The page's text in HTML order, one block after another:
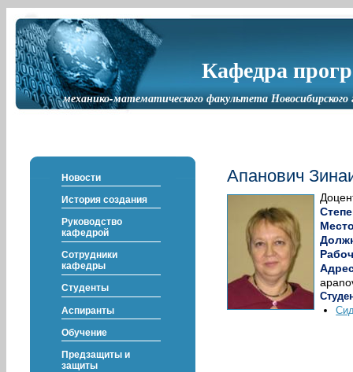
Кафедра
механико-математического факультета Новосибирского
Апанович
Новости
История создания
Руководство
кафедрой
Сотрудники
кафедры
Студенты
Аспиранты
Обучение
Предзащиты и
защиты